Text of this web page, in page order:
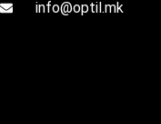
info@optil.mk